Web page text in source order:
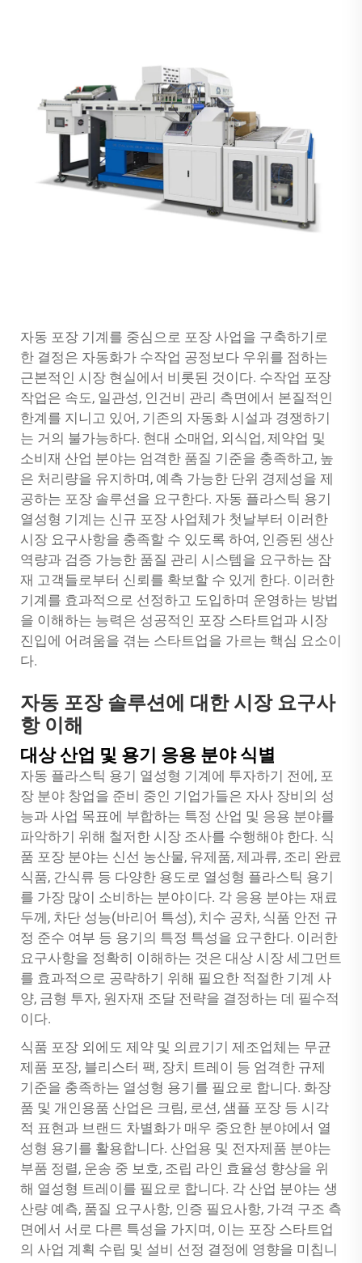
자동 포장 기계를 중심으로 포장 사업을 구축하기로
한 결정은 자동화가 수작업 공정보다 우위를 점하는
근본적인 시장 현실에서 비롯된 것이다. 수작업 포장
작업은 속도, 일관성, 인건비 관리 측면에서 본질적인
한계를 지니고 있어, 기존의 자동화 시설과 경쟁하기
는 거의 불가능하다. 현대 소매업, 외식업, 제약업 및
소비재 산업 분야는 엄격한 품질 기준을 충족하고, 높
은 처리량을 유지하며, 예측 가능한 단위 경제성을 제
공하는 포장 솔루션을 요구한다. 자동 플라스틱 용기
열성형 기계는 신규 포장 사업체가 첫날부터 이러한
시장 요구사항을 충족할 수 있도록 하여, 인증된 생산
역량과 검증 가능한 품질 관리 시스템을 요구하는 잠
재 고객들로부터 신뢰를 확보할 수 있게 한다. 이러한
기계를 효과적으로 선정하고 도입하며 운영하는 방법
을 이해하는 능력은 성공적인 포장 스타트업과 시장
진입에 어려움을 겪는 스타트업을 가르는 핵심 요소이
다.
자동 포장 솔루션에 대한 시장 요구사
항 이해
대상 산업 및 용기 응용 분야 식별
자동 플라스틱 용기 열성형 기계에 투자하기 전에, 포
장 분야 창업을 준비 중인 기업가들은 자사 장비의 성
능과 사업 목표에 부합하는 특정 산업 및 응용 분야를
파악하기 위해 철저한 시장 조사를 수행해야 한다. 식
품 포장 분야는 신선 농산물, 유제품, 제과류, 조리 완료
식품, 간식류 등 다양한 용도로 열성형 플라스틱 용기
를 가장 많이 소비하는 분야이다. 각 응용 분야는 재료
두께, 차단 성능(바리어 특성), 치수 공차, 식품 안전 규
정 준수 여부 등 용기의 특정 특성을 요구한다. 이러한
요구사항을 정확히 이해하는 것은 대상 시장 세그먼트
를 효과적으로 공략하기 위해 필요한 적절한 기계 사
양, 금형 투자, 원자재 조달 전략을 결정하는 데 필수적
이다.
식품 포장 외에도 제약 및 의료기기 제조업체는 무균
제품 포장, 블리스터 팩, 장치 트레이 등 엄격한 규제
기준을 충족하는 열성형 용기를 필요로 합니다. 화장
품 및 개인용품 산업은 크림, 로션, 샘플 포장 등 시각
적 표현과 브랜드 차별화가 매우 중요한 분야에서 열
성형 용기를 활용합니다. 산업용 및 전자제품 분야는
부품 정렬, 운송 중 보호, 조립 라인 효율성 향상을 위
해 열성형 트레이를 필요로 합니다. 각 산업 분야는 생
산량 예측, 품질 요구사항, 인증 필요사항, 가격 구조 측
면에서 서로 다른 특성을 가지며, 이는 포장 스타트업
의 사업 계획 수립 및 설비 선정 결정에 영향을 미칩니